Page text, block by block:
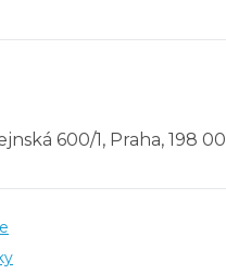
600/1, Praha, 198 00